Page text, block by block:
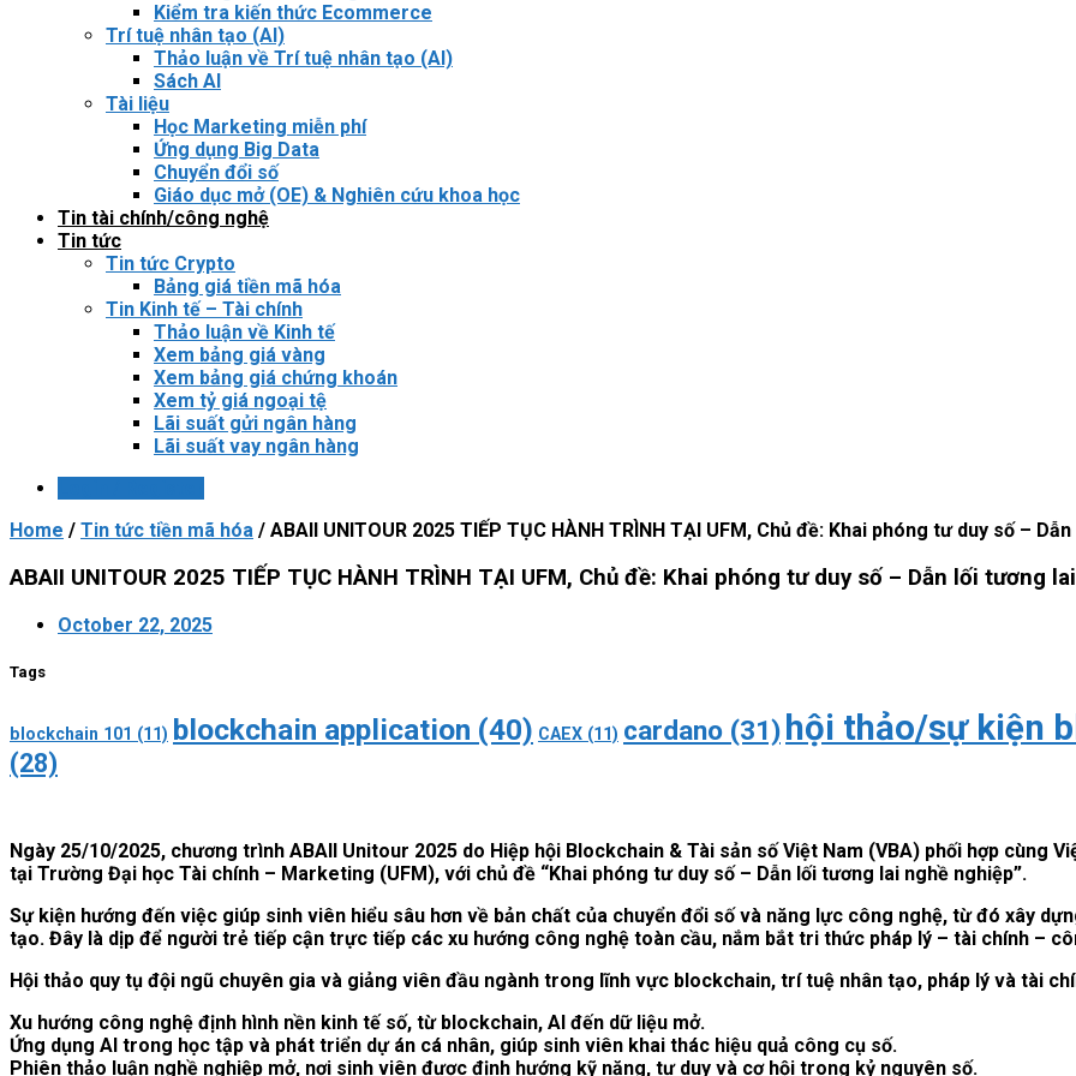
Kiểm tra kiến thức Ecommerce
Trí tuệ nhân tạo (AI)
Thảo luận về Trí tuệ nhân tạo (AI)
Sách AI
Tài liệu
Học Marketing miễn phí
Ứng dụng Big Data
Chuyển đổi số
Giáo dục mở (OE) & Nghiên cứu khoa học
Tin tài chính/công nghệ
Tin tức
Tin tức Crypto
Bảng giá tiền mã hóa
Tin Kinh tế – Tài chính
Thảo luận về Kinh tế
Xem bảng giá vàng
Xem bảng giá chứng khoán
Xem tỷ giá ngoại tệ
Lãi suất gửi ngân hàng
Lãi suất vay ngân hàng
Home / Tin tức tiền mã hóa / ABAII UNITOUR 2025 TIẾP TỤC HÀNH TRÌNH TẠI UFM, Chủ đề: Khai phóng tư duy số –
ABAII UNITOUR 2025 TIẾP TỤC HÀNH TRÌNH TẠI UFM, Chủ đề: Khai phóng tư duy số – Dẫn lối tương
October 22, 2025
Tags
blockchain 101 (11) blockchain application (40) CAEX (11) cardano (31) hội thảo/sự kiện
(28)
Ngày 25/10/2025, chương trình ABAII Unitour 2025 do Hiệp hội Blockchain & Tài sản số Việt Nam (VBA) phối hợp cùng
tại Trường Đại học Tài chính – Marketing (UFM), với chủ đề “Khai phóng tư duy số – Dẫn lối tương lai nghề nghiệp”.
Sự kiện hướng đến việc giúp sinh viên hiểu sâu hơn về bản chất của chuyển đổi số và năng lực công nghệ, từ đó xây
tạo. Đây là dịp để người trẻ tiếp cận trực tiếp các xu hướng công nghệ toàn cầu, nắm bắt tri thức pháp lý – tài chính –
Hội thảo quy tụ đội ngũ chuyên gia và giảng viên đầu ngành trong lĩnh vực blockchain, trí tuệ nhân tạo, pháp lý và tài
Xu hướng công nghệ định hình nền kinh tế số, từ blockchain, AI đến dữ liệu mở.
Ứng dụng AI trong học tập và phát triển dự án cá nhân, giúp sinh viên khai thác hiệu quả công cụ số.
Phiên thảo luận nghề nghiệp mở, nơi sinh viên được định hướng kỹ năng, tư duy và cơ hội trong kỷ nguyên số.